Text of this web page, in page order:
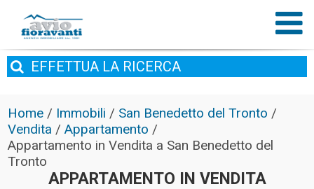
EFFETTUA LA RICERCA
Home / Immobili / San Benedetto del Tronto /
Vendita /Appartamento /
Appartamento in Vendita a San Benedetto del
Tronto
APPARTAMENTO IN VENDITA